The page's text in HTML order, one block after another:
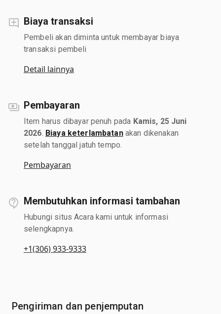
Biaya transaksi
Pembeli akan diminta untuk membayar biaya
transaksi pembeli
Detail lainnya
Pembayaran
Item harus dibayar penuh pada Kamis, 25 Juni
2026 Biaya keterlambatanakan dikenakan
setelah tanggal jatuh tempo.
Pembayaran
Membutuhkan informasi tambahan
Hubungi situs Acara kami untuk informasi
selengkapnya.
+1(306) 933-9333
Pengiriman dan penjemputan